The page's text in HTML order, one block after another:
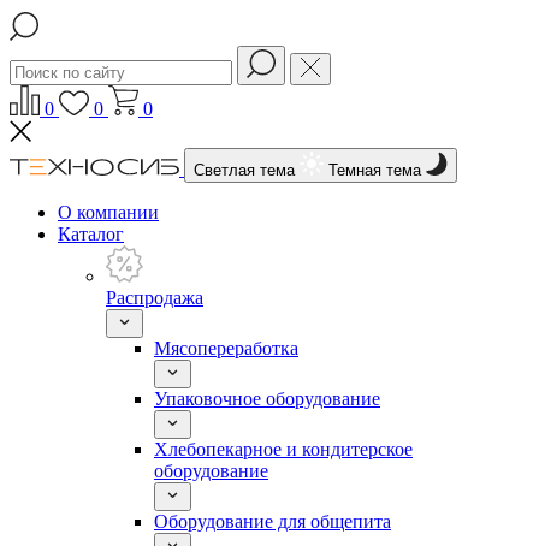
0 0 0
Светлая тема Темная тема
О компании
Каталог
Распродажа
Мясопереработка
Упаковочное оборудование
Хлебопекарное и кондитерское
оборудование
Оборудование для общепита